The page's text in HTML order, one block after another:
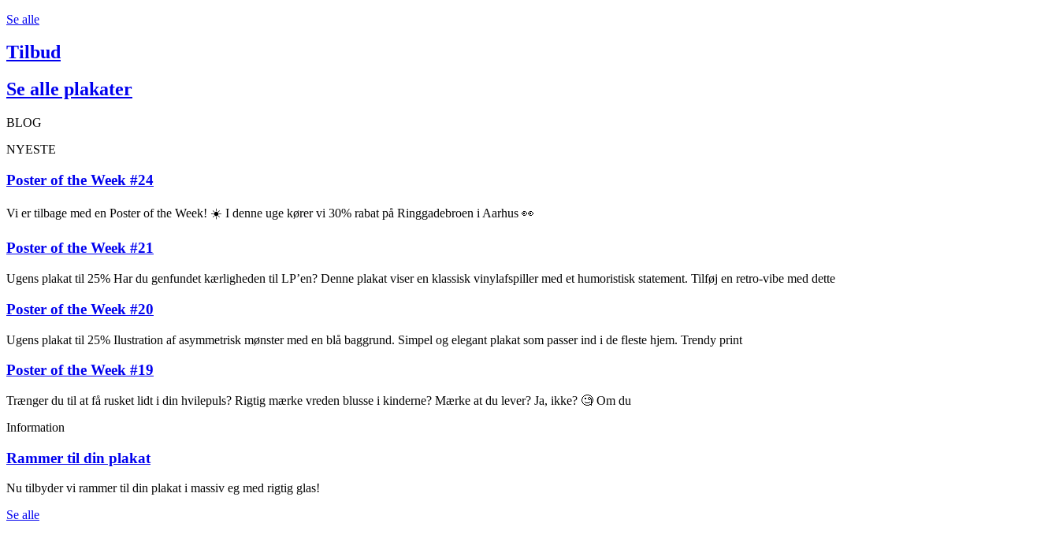
Se alle
Tilbud
Se alle plakater
BLOG
NYESTE
Poster of the Week #24
Vi er tilbage med en Poster of the Week! ☀️ I denne uge kører vi 30% rabat på Ringgadebroen i Aarhus 👀
Poster of the Week #21
Ugens plakat til 25% Har du genfundet kærligheden til LP’en? Denne plakat viser en klassisk vinylafspiller med et humoristisk statement. Tilføj en retro-vibe med dette
Poster of the Week #20
Ugens plakat til 25% Ilustration af asymmetrisk mønster med en blå baggrund. Simpel og elegant plakat som passer ind i de fleste hjem. Trendy print
Poster of the Week #19
Trænger du til at få rusket lidt i din hvilepuls? Rigtig mærke vreden blusse i kinderne? Mærke at du lever? Ja, ikke? 🧐 Om du
Information
Rammer til din plakat
Nu tilbyder vi rammer til din plakat i massiv eg med rigtig glas!
Se alle